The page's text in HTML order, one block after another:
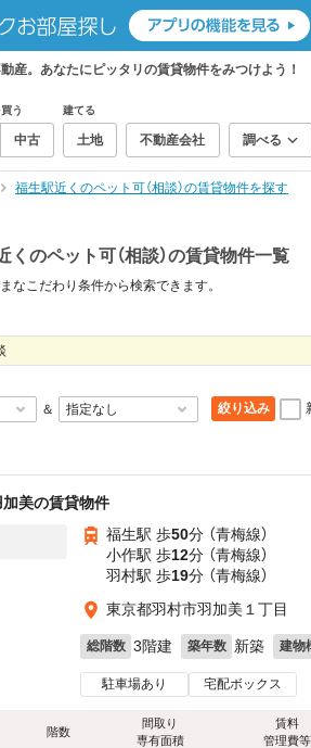
産。あなたにピッタリの賃貸物件をみつけよう！
う
中古
建てる
土地 不動産会社 調べる
福生駅近くのペット可（相談）の賃貸物件を探す
くのペット可（相談）の賃貸物件一覧
なこだわり条件から検索できます。
＆ 絞り込み
美の賃貸物件
福生駅 歩50分 （青梅線）
小作駅 歩12分 （青梅線）
羽村駅 歩19分 （青梅線）
東京都羽村市羽加美１丁目
総階数 3階建 築年数 新築 建物
駐車場あり 宅配ボックス
階数
間取り
専有面積
賃料
管理費等